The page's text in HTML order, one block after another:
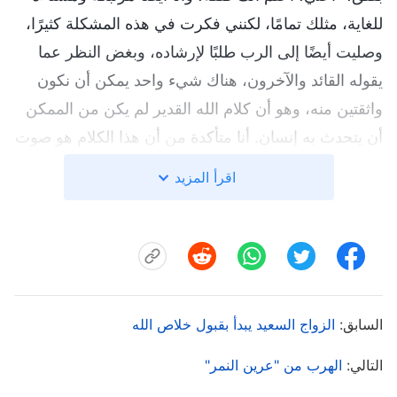
للغاية، مثلك تمامًا، لكنني فكرت في هذه المشكلة كثيرًا،
وصليت أيضًا إلى الرب طلبًا لإرشاده، وبغض النظر عما
يقوله القائد والآخرون، هناك شيء واحد يمكن أن نكون
واثقتين منه، وهو أن كلام الله القدير لم يكن من الممكن
أن يتحدث به إنسان. أنا متأكدة من أن هذا الكلام هو صوت
الله. لقد قرأت "الحمل فتح السفر" عدة مرات، وهذا
الله لخلاص البشرية، وأن عمل
الدينونة
الخاطئة ونوال التنقية حتى نٌرفع إلى ملكوت السموات
يتوافق محتوى الكتاب تمامًا مع نبوءات الرب في الكتاب
اقرأ المزيد
السابق: الزواج السعيد يبدأ بقبول خلاص الله
التالي: الهرب من "عرين النمر"